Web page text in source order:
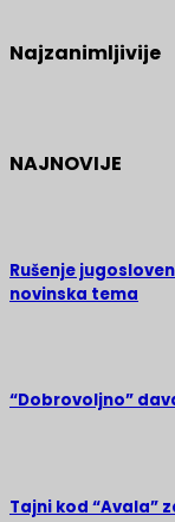
Najzanimljivije
NAJNOVIJE
Rušenje
novinska tema
“Dobrovoljno”
Tajni kod “Avala”